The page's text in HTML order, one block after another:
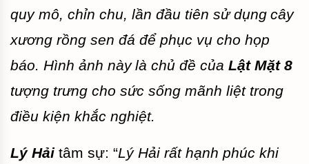
quy mô, chỉn chu, lần đầu tiên sử dụng cây
xương rồng sen đá để phục vụ cho họp
báo. Hình ảnh này là chủ đề của Lật Mặt 8
tượng trưng cho sức sống mãnh liệt trong
điều kiện khắc nghiệt.
Lý Hải tâm sự: “Lý Hải rất hạnh phúc khi